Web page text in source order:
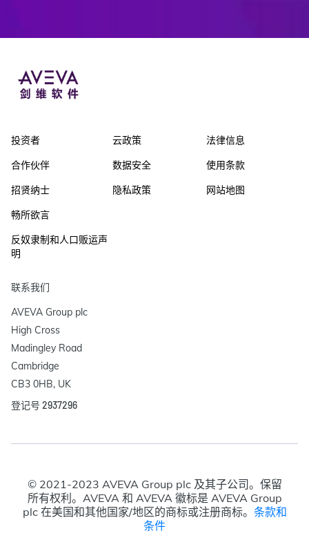
投资者
合作伙伴
招贤纳士
畅所欲言
反奴隶制和人口贩运声
明
云政策
数据安全
隐私政策
法律信息
使用条款
网站地图
联系我们
AVEVA Group plc
High Cross
Madingley Road
Cambridge
CB3 0HB, UK
登记号 2937296
© 2021-2023 AVEVA Group plc 及其子公司。保留
所有权利。AVEVA 和 AVEVA 徽标是 AVEVA Group
plc 在美国和其他国家/地区的商标或注册商标。 条款和
条件